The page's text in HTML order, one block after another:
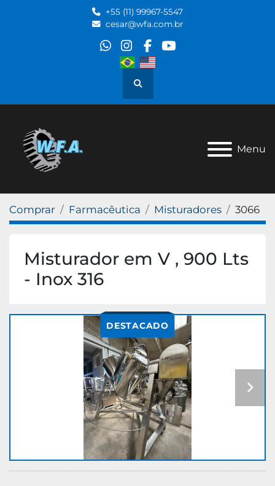
+55 (11) 99967-5547
cesar@wfa.com.br
whatsapp
instagram
facebook
youtube
Pesquisar
Menu
Comprar Farmacêutica Misturadores 3066
Misturador em V , 900 Lts
- Inox 316
DESTACADO